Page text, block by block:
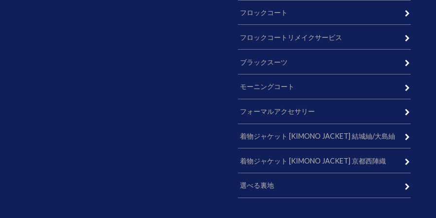
フロックコート
フロックコートリメイクサービス
ブラックスーツ
モーニングコート
フォーマルアクセサリー
着物ジャケット [KIMONO JACKET] 結城紬/大島紬
着物ジャケット [KIMONO JACKET] 京都西陣織
選べる裏地